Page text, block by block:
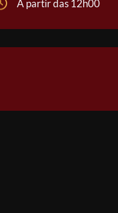
A partir das 12h00